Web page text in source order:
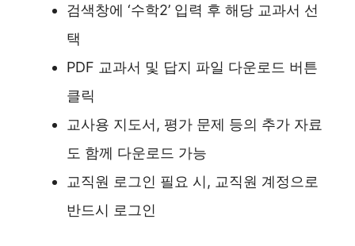
검색창에 ‘수학2’ 입력 후 해당 교과서 선
택
PDF 교과서 및 답지 파일 다운로드 버튼
클릭
교사용 지도서, 평가 문제 등의 추가 자료
도 함께 다운로드 가능
교직원 로그인 필요 시, 교직원 계정으로
반드시 로그인